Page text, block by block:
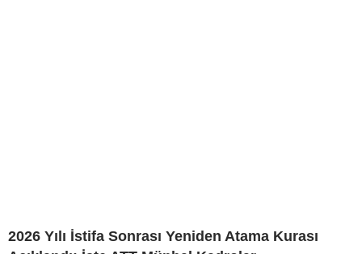
2026 Yılı İstifa Sonrası Yeniden Atama Kurası